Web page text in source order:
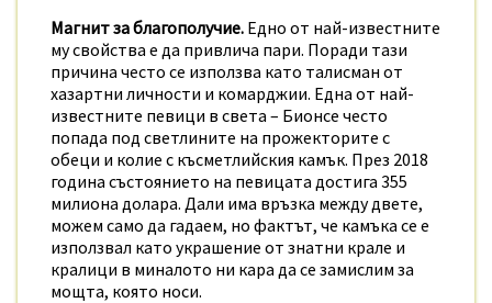
Магнит за благополучие. Едно от най-известните
му свойства е да привлича пари. Поради тази
причина често се използва като талисман от
хазартни личности и комарджии. Една от най-
известните певици в света – Бионсе често
попада под светлините на прожекторите с
обеци и колие с късметлийския камък. През 2018
година състоянието на певицата достига 355
милиона долара. Дали има връзка между двете,
можем само да гадаем, но фактът, че камъка се е
използвал като украшение от знатни крале и
кралици в миналото ни кара да се замислим за
мощта, която носи.